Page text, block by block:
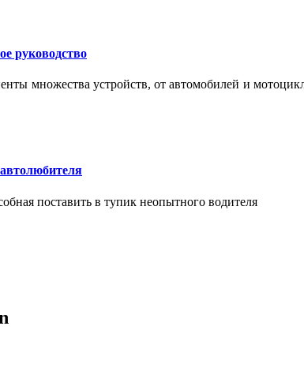
руководство
множества устройств, от автомобилей и
поставить в тупик неопытного водителя